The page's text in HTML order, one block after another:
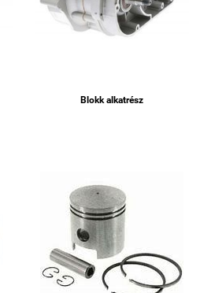
Blokk alkatrész